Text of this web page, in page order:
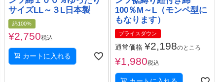
サイズLL～３L日本製
綿100%
¥2,750税込
カートに入れる
100％M～L（モンペ型に
もなります）
プライスダウン
通常価格 ¥2,198のところ
¥1,980税込